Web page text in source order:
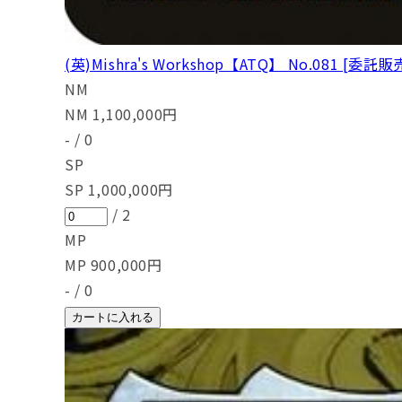
(英)Mishra's Workshop【ATQ】 No.081 [委託販
NM
NM 1,100,000円
- / 0
SP
SP 1,000,000円
/ 2
MP
MP 900,000円
- / 0
カートに入れる